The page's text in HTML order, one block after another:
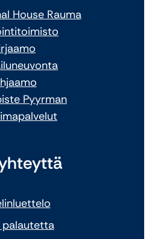
House Rauma
Pyyrman
palautetta